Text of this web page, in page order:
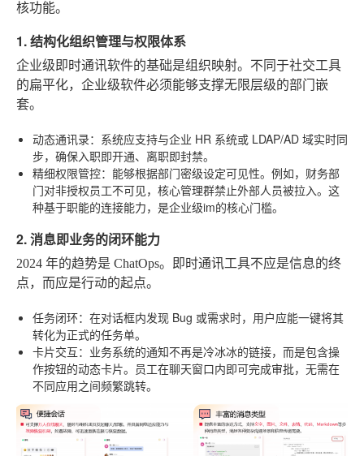
核功能。
1. 结构化组织管理与权限体系
企业级即时通讯软件的基础是组织映射。不同于社交工具
的扁平化，企业级软件必须能够支撑无限层级的部门嵌
套。
动态通讯录：系统应支持与企业 HR 系统或 LDAP/AD 域实时同
步，确保入职即开通、离职即封禁。
精细权限管控：能够根据部门密级设定可见性。例如，财务部
门对非授权员工不可见，核心管理群禁止外部人员被拉入。这
种基于职能的连接能力，是企业级im的核心门槛。
2. 消息即业务的闭环能力
2024 年的趋势是 ChatOps。即时通讯工具不应是信息的终
点，而应是行动的起点。
任务闭环：在对话框内发现 Bug 或需求时，用户应能一键将其
转化为正式的任务单。
卡片交互：业务系统的通知不再是冷冰冰的链接，而是包含操
作按钮的动态卡片。员工在聊天窗口内即可完成审批，无需在
不同应用之间频繁跳转。